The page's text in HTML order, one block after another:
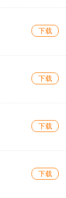
下载
下载
下载
下载